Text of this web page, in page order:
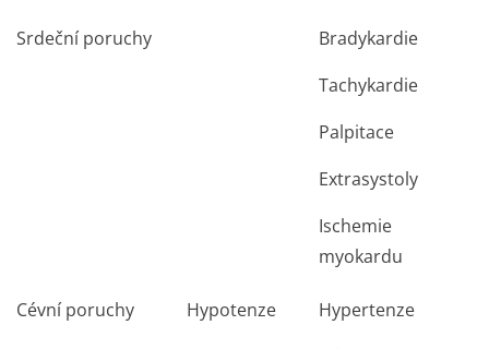
Srdeční poruchy
Bradykardie
Tachykardie
Palpitace
Extrasystoly
Ischemie
myokardu
Cévní poruchy Hypotenze
Hypertenze